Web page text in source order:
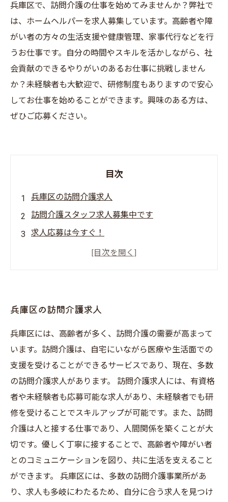
兵庫区で、訪問介護の仕事を始めてみませんか？弊社で
は、ホームヘルパーを求人募集しています。高齢者や障
がい者の方々の生活支援や健康管理、家事代行などを行
うお仕事です。自分の時間やスキルを活かしながら、社
会貢献のできるやりがいのあるお仕事に挑戦しません
か？未経験者も大歓迎で、研修制度もありますので安心
してお仕事を始めることができます。興味のある方は、
ぜひご応募ください。
目次
兵庫区の訪問介護求人
訪問介護スタッフ求人募集中です
求人応募は今すぐ！
介護の経験を活かせる！
兵庫区の訪問介護求人
兵庫区には、高齢者が多く、訪問介護の需要が高まって
います。訪問介護は、自宅にいながら医療や生活面での
支援を受けることができるサービスであり、現在、多数
の訪問介護求人があります。 訪問介護求人には、有資格
者や未経験者も応募可能な求人があり、未経験者でも研
修を受けることでスキルアップが可能です。また、訪問
介護は人と接する仕事であり、人間関係を築くことが大
切です。優しく丁寧に接することで、高齢者や障がい者
とのコミュニケーションを図り、共に生活を支えること
ができます。 兵庫区には、多数の訪問介護事業所があ
り、求人も多岐にわたるため、自分に合う求人を見つけ